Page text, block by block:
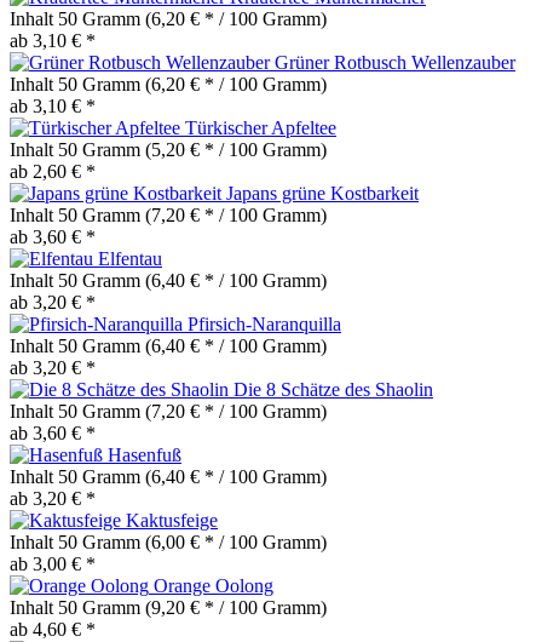
Inhalt 50 Gramm (6,20 € * / 100 Gramm)
ab 3,10 € *
Grüner Rotbusch Wellenzauber
Inhalt 50 Gramm (6,20 € * / 100 Gramm)
ab 3,10 € *
Türkischer Apfeltee
Inhalt 50 Gramm (5,20 € * / 100 Gramm)
ab 2,60 € *
Japans grüne Kostbarkeit
Inhalt 50 Gramm (7,20 € * / 100 Gramm)
ab 3,60 € *
Elfentau
Inhalt 50 Gramm (6,40 € * / 100 Gramm)
ab 3,20 € *
Pfirsich-Naranquilla
Inhalt 50 Gramm (6,40 € * / 100 Gramm)
ab 3,20 € *
Die 8 Schätze des Shaolin
Inhalt 50 Gramm (7,20 € * / 100 Gramm)
ab 3,60 € *
Hasenfuß
Inhalt 50 Gramm (6,40 € * / 100 Gramm)
ab 3,20 € *
Kaktusfeige
Inhalt 50 Gramm (6,00 € * / 100 Gramm)
ab 3,00 € *
Orange Oolong
Inhalt 50 Gramm (9,20 € * / 100 Gramm)
ab 4,60 € *